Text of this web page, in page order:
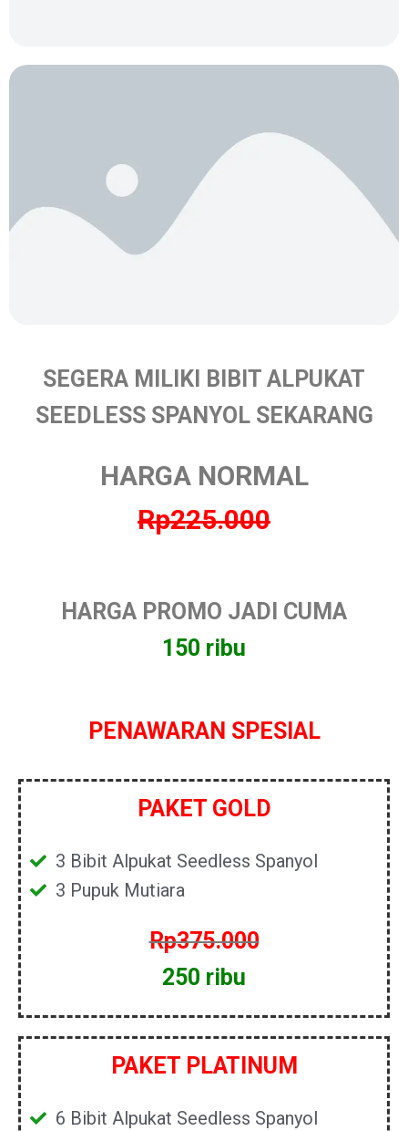
SEGERA MILIKI BIBIT ALPUKAT
SEEDLESS SPANYOL SEKARANG
HARGA NORMAL
Rp225.000
HARGA PROMO JADI CUMA
150 ribu
PENAWARAN SPESIAL
PAKET GOLD
3 Bibit Alpukat Seedless Spanyol
3 Pupuk Mutiara
Rp375.000
250 ribu
PAKET PLATINUM
6 Bibit Alpukat Seedless Spanyol